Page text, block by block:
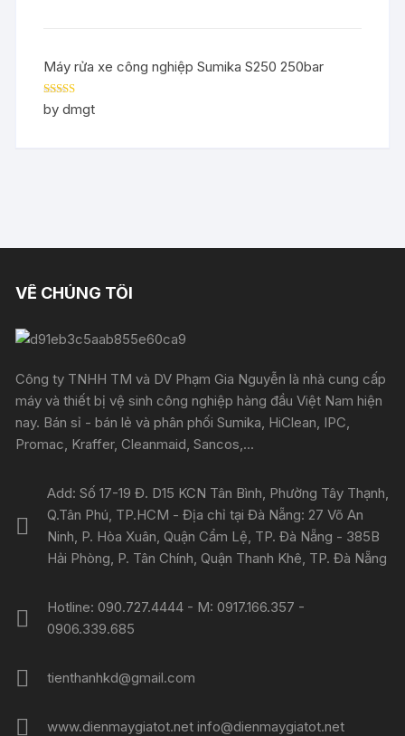
Máy rửa xe công nghiệp Sumika S250 250bar
Rated5out
of 5
by dmgt
VỀ CHÚNG TÔI
Công ty TNHH TM và DV Phạm Gia Nguyễn là nhà cung cấp
máy và thiết bị vệ sinh công nghiệp hàng đầu Việt Nam hiện
nay. Bán sỉ - bán lẻ và phân phối Sumika, HiClean, IPC,
Promac, Kraffer, Cleanmaid, Sancos,...
Add: Số 17-19 Đ. D15 KCN Tân Bình, Phường Tây Thạnh,
Q.Tân Phú, TP.HCM - Địa chỉ tại Đà Nẵng: 27 Võ An
Ninh, P. Hòa Xuân, Quận Cẩm Lệ, TP. Đà Nẵng - 385B
Hải Phòng, P. Tân Chính, Quận Thanh Khê, TP. Đà Nẵng
Hotline: 090.727.4444 - M: 0917.166.357 -
0906.339.685
tienthanhkd@gmail.com
www.dienmaygiatot.net info@dienmaygiatot.net